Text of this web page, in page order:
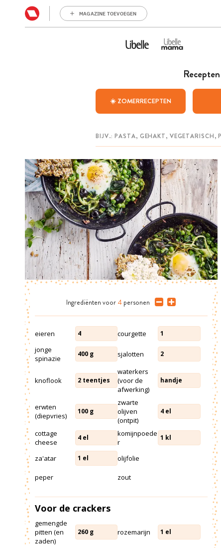
MAGAZINE TOEVOEGEN
Recepten
☀️ ZOMERRECEPTEN
Ingrediënten voor 4 personen
eieren 4 courgette 1
jonge
spinazie
400 g sjalotten 2
knoflook 2 teentjes
waterkers
(voor de
afwerking)
handje
erwten
(diepvries)
100 g
zwarte
olijven
(ontpit)
4 el
cottage
cheese
4 el
komijnpoede
r
1 kl
za'atar 1 el olijfolie
peper zout
Voor de crackers
gemengde
pitten (en
zaden)
260 g rozemarijn 1 el